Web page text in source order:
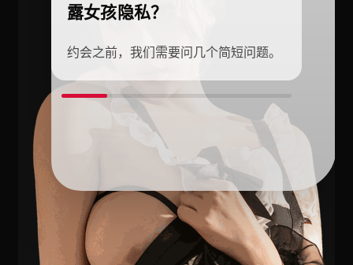
露女孩隐私？
约会之前，我们需要问几个简短问题。